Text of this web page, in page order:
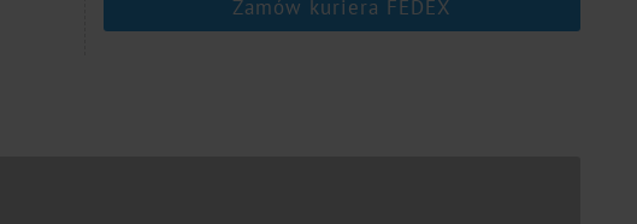
Zamów kuriera FEDEX